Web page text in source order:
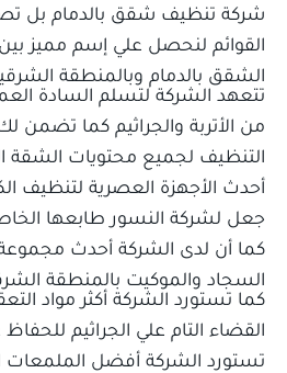
شركة تنظيف شقق بالدمام بل
القوائم لنحصل علي إسم مميز
الشقق بالدمام وبالمنطقة
تتعهد الشركة لتسلم السادة
من الأتربة والجراثيم كما تضمن
التنظيف لجميع محتويات الشقة
أحدث الأجهزة العصرية لتنظيف
جعل لشركة النسور طابعها
كما أن لدى الشركة أحدث
السجاد والموكيت بالمنطقة
كما تستورد الشركة أكثر مواد
القضاء التام علي الجراثيم
تستورد الشركة أفضل الملمعات